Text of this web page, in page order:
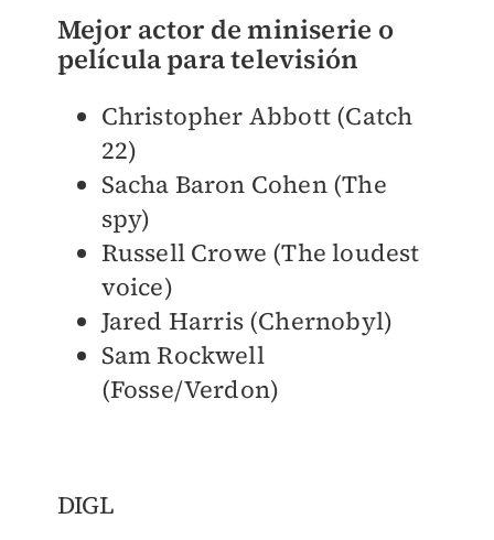
Mejor actor de miniserie o
película para televisión
Christopher Abbott (Catch
22)
Sacha Baron Cohen (The
spy)
Russell Crowe (The loudest
voice)
Jared Harris (Chernobyl)
Sam Rockwell
(Fosse/Verdon)
DIGL